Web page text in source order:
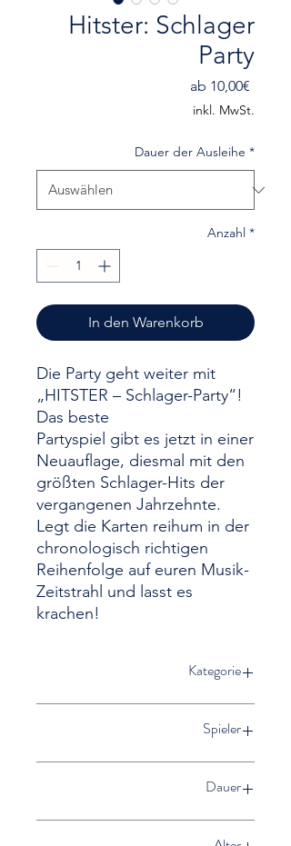
Hitster: Schlager
Party
ab 10,00€
inkl. MwSt.
Dauer der Ausleihe *
Anzahl *
In den Warenkorb
Die Party geht weiter mit
„HITSTER – Schlager-Party“!
Das beste
Partyspiel gibt es jetzt in einer
Neuauflage, diesmal mit den
größten Schlager-Hits der
vergangenen Jahrzehnte.
Legt die Karten reihum in der
chronologisch richtigen
Reihenfolge auf euren Musik-
Zeitstrahl und lasst es
krachen!
Kategorie
Spieler
Dauer